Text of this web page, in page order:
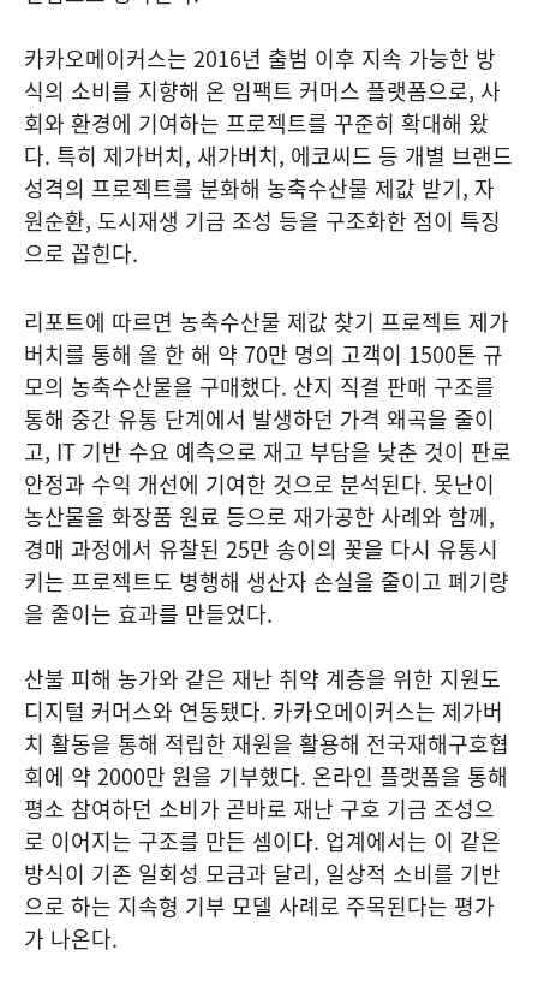
카카오메이커스는 2016년 출범 이후 지속 가능한 방
식의 소비를 지향해 온 임팩트 커머스 플랫폼으로, 사
회와 환경에 기여하는 프로젝트를 꾸준히 확대해 왔
다. 특히 제가버치, 새가버치, 에코씨드 등 개별 브랜드
성격의 프로젝트를 분화해 농축수산물 제값 받기, 자
원순환, 도시재생 기금 조성 등을 구조화한 점이 특징
으로 꼽힌다.
리포트에 따르면 농축수산물 제값 찾기 프로젝트 제가
버치를 통해 올 한 해 약 70만 명의 고객이 1500톤 규
모의 농축수산물을 구매했다. 산지 직결 판매 구조를
통해 중간 유통 단계에서 발생하던 가격 왜곡을 줄이
고, IT 기반 수요 예측으로 재고 부담을 낮춘 것이 판로
안정과 수익 개선에 기여한 것으로 분석된다. 못난이
농산물을 화장품 원료 등으로 재가공한 사례와 함께,
경매 과정에서 유찰된 25만 송이의 꽃을 다시 유통시
키는 프로젝트도 병행해 생산자 손실을 줄이고 폐기량
을 줄이는 효과를 만들었다.
산불 피해 농가와 같은 재난 취약 계층을 위한 지원도
디지털 커머스와 연동됐다. 카카오메이커스는 제가버
치 활동을 통해 적립한 재원을 활용해 전국재해구호협
회에 약 2000만 원을 기부했다. 온라인 플랫폼을 통해
평소 참여하던 소비가 곧바로 재난 구호 기금 조성으
로 이어지는 구조를 만든 셈이다. 업계에서는 이 같은
방식이 기존 일회성 모금과 달리, 일상적 소비를 기반
으로 하는 지속형 기부 모델 사례로 주목된다는 평가
가 나온다.